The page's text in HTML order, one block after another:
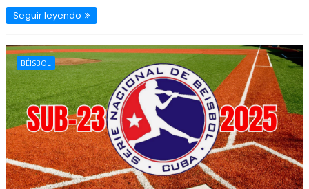
Seguir leyendo
BÉISBOL